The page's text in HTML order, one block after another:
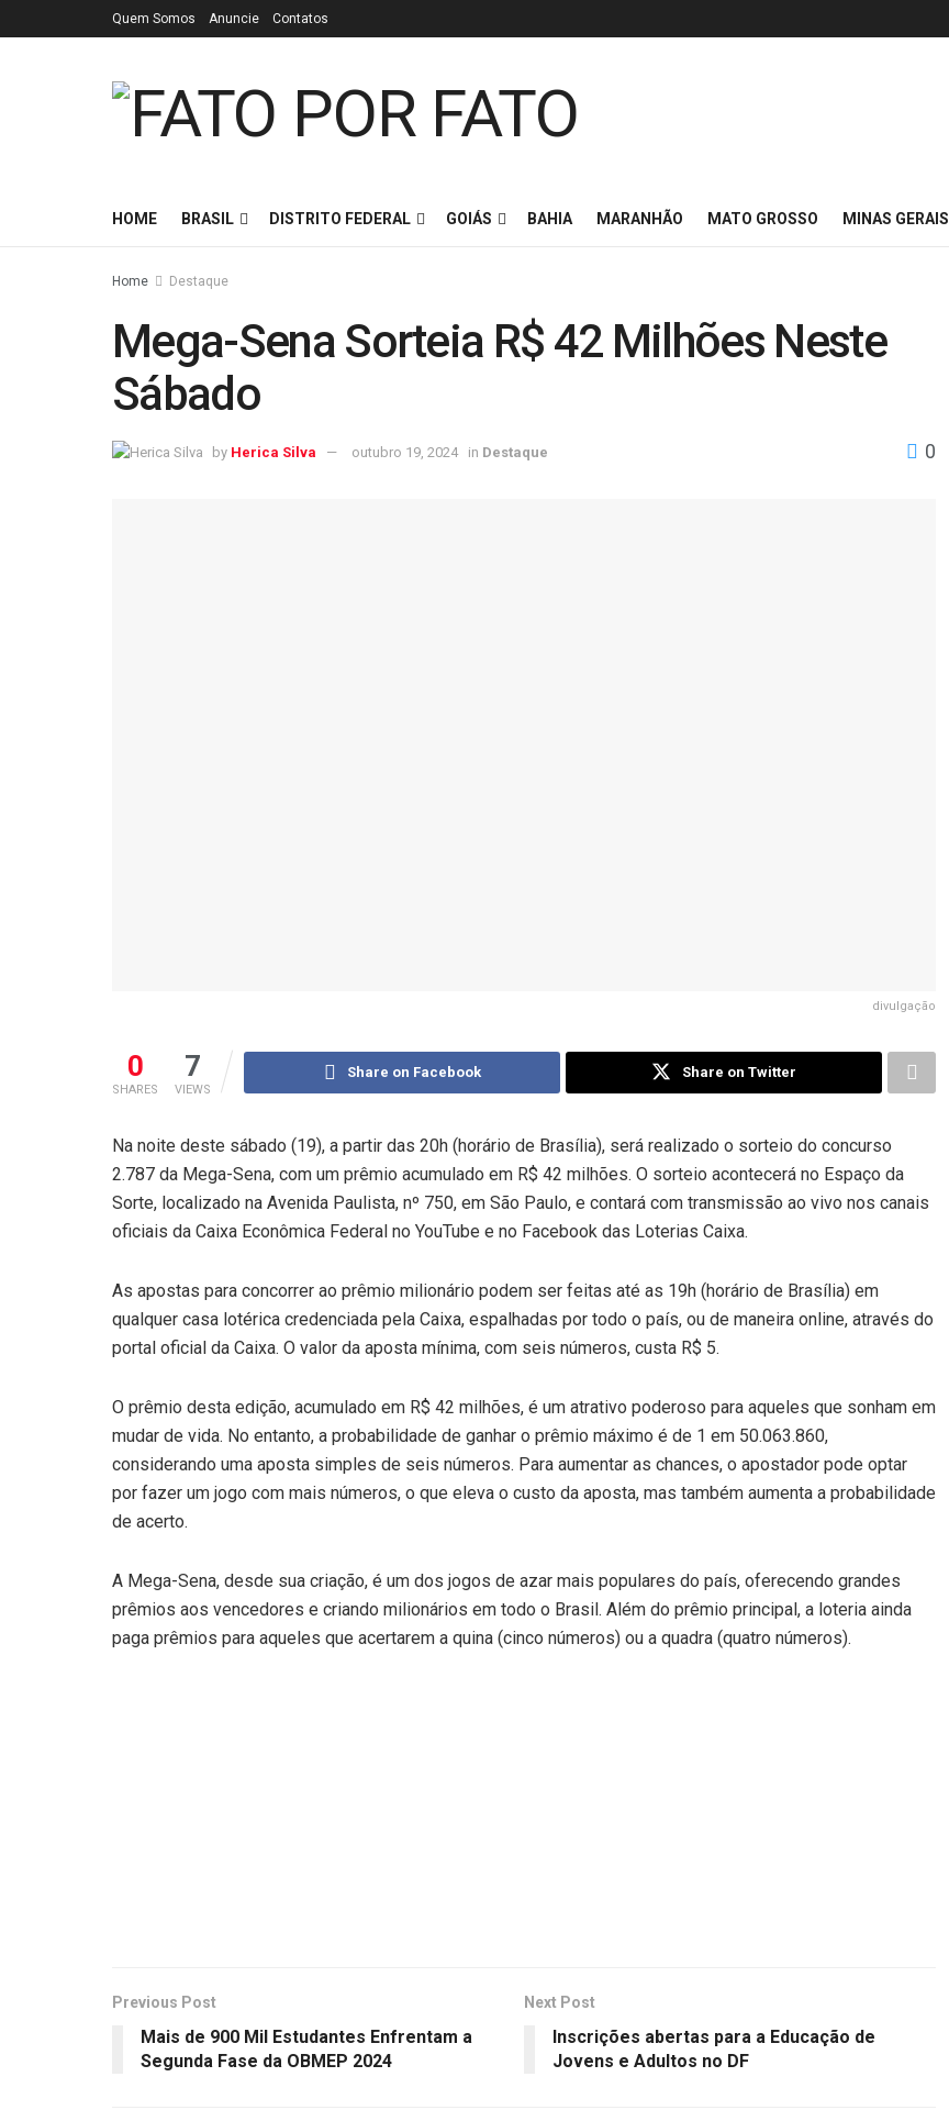
Quem Somos Anuncie Contatos
HOME BRASIL DISTRITO FEDERAL GOIÁS BAHIA MARANHÃO MATO GROSSO MINAS GERAIS
Home Destaque
Mega-Sena Sorteia R$ 42 Milhões Neste
Sábado
by Herica Silva outubro 19, 2024 in Destaque 0
divulgação
0
SHARES
7
VIEWS
Share on Facebook Share on Twitter
Na noite deste sábado (19), a partir das 20h (horário de Brasília), será realizado o sorteio do concurso
2.787 da Mega-Sena, com um prêmio acumulado em R$ 42 milhões. O sorteio acontecerá no Espaço da
Sorte, localizado na Avenida Paulista, nº 750, em São Paulo, e contará com transmissão ao vivo nos canais
oficiais da Caixa Econômica Federal no YouTube e no Facebook das Loterias Caixa.
As apostas para concorrer ao prêmio milionário podem ser feitas até as 19h (horário de Brasília) em
qualquer casa lotérica credenciada pela Caixa, espalhadas por todo o país, ou de maneira online, através do
portal oficial da Caixa. O valor da aposta mínima, com seis números, custa R$ 5.
O prêmio desta edição, acumulado em R$ 42 milhões, é um atrativo poderoso para aqueles que sonham em
mudar de vida. No entanto, a probabilidade de ganhar o prêmio máximo é de 1 em 50.063.860,
considerando uma aposta simples de seis números. Para aumentar as chances, o apostador pode optar
por fazer um jogo com mais números, o que eleva o custo da aposta, mas também aumenta a probabilidade
de acerto.
A Mega-Sena, desde sua criação, é um dos jogos de azar mais populares do país, oferecendo grandes
prêmios aos vencedores e criando milionários em todo o Brasil. Além do prêmio principal, a loteria ainda
paga prêmios para aqueles que acertarem a quina (cinco números) ou a quadra (quatro números).
Previous Post
Mais de 900 Mil Estudantes Enfrentam a
Segunda Fase da OBMEP 2024
Next Post
Inscrições abertas para a Educação de
Jovens e Adultos no DF